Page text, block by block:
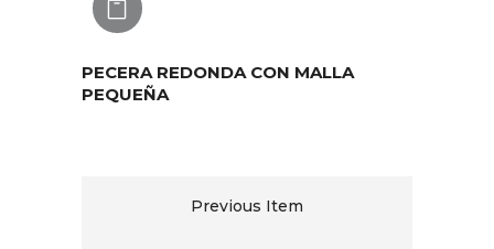
PECERA REDONDA CON MALLA
PEQUEÑA
Previous Item